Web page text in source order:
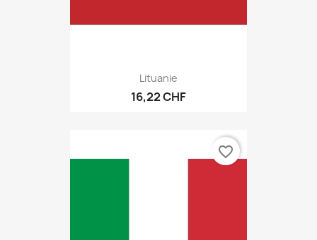
Lituanie
16,22 CHF
favorite_border